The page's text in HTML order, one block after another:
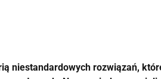
niestandardowych rozwiązań,